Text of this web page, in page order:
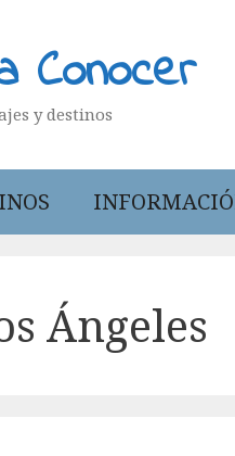
Conocer
y destinos
Ángeles